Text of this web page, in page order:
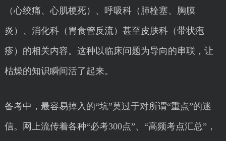
（心绞痛、心肌梗死）、呼吸科（肺栓塞、胸膜
炎）、消化科（胃食管反流）甚至皮肤科（带状疱
疹）的相关内容。这种以临床问题为导向的串联，让
枯燥的知识瞬间活了起来。
备考中，最容易掉入的“坑”莫过于对所谓“重点”的迷
信。网上流传着各种“必考300点”、“高频考点汇总”，